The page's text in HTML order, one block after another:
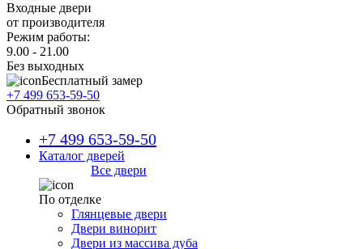
Входные двери
от производителя
Режим работы:
9.00 - 21.00
Без выходных
Бесплатный замер
+7 499 653-59-50
Обратный звонок
+7 499 653-59-50
Каталог дверей
Все двери
По отделке
Глянцевые двери
Двери винорит
Двери из массива дуба